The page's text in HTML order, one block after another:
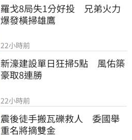
羅戈8局失1分好投　兄弟火力
爆發橫掃雄鷹
22小時前
新濠建設單日狂掃5點　風佑築
豪取8連勝
22小時前
震後徒手搬瓦礫救人　委國舉
重名將摘雙金